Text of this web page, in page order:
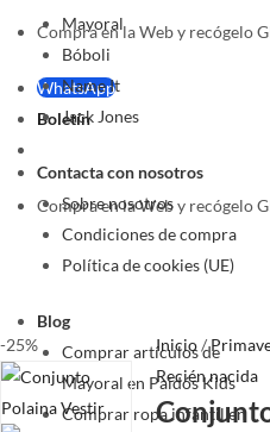
Compra en la Web y recógelo
WhatsApp
Boletín
Compra en la Web y recógelo
Mayoral
Bóboli
Name It
Jack Jones
Contacta con nosotros
Sobre nosotros
Condiciones de compra
Política de cookies (UE)
Blog
Comprar artículos de
Mayoral en Paidós Kids
Comprar ropa infantil en
-25% Inicio/
Recién nacida